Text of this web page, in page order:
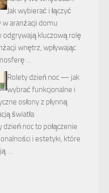
Jak wybierać i łączyć
w aranżacji domu
odgrywają kluczową rolę
wnętrz, wpływając
…
Rolety dzień noc — jak
wybrać funkcjonalne i
osłony z płynną
światła
dzień noc to połączenie
i estetyki, które
…